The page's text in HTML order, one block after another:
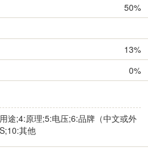
50%
13%
0%
途;4:原理;5:电压;6:品牌（中文或外
其他